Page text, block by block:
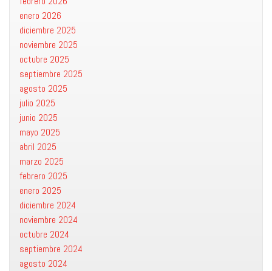
enero 2026
diciembre 2025
noviembre 2025
octubre 2025
septiembre 2025
agosto 2025
julio 2025
junio 2025
mayo 2025
abril 2025
marzo 2025
febrero 2025
enero 2025
diciembre 2024
noviembre 2024
octubre 2024
septiembre 2024
agosto 2024